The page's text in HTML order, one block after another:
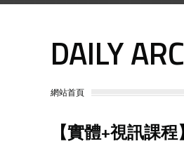
DAILY
You are here:
網站首頁
【實體+視訊課